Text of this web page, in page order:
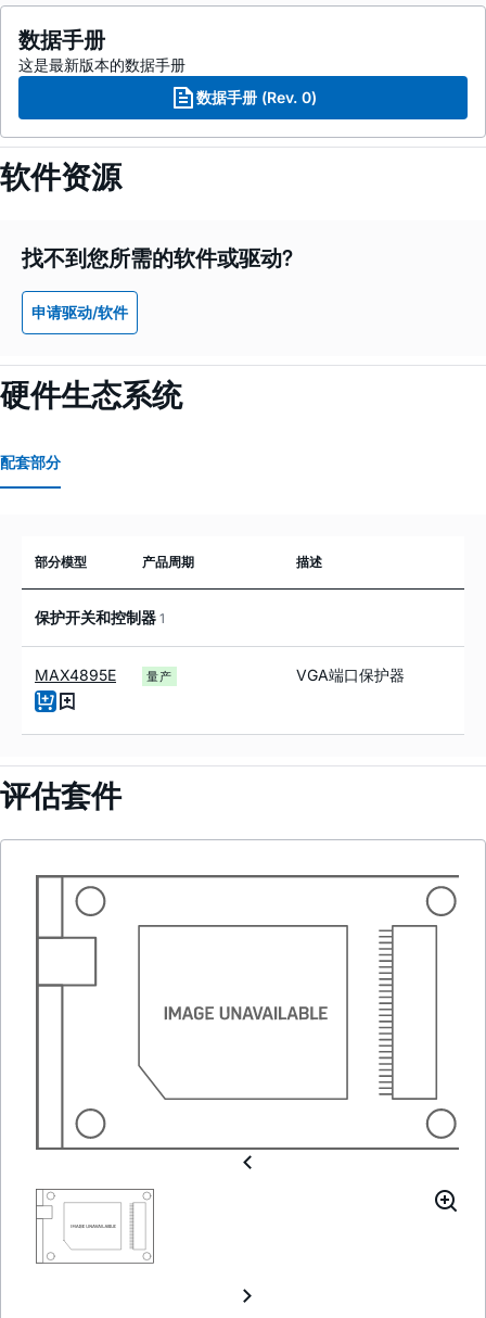
数据手册
这是最新版本的数据手册
数据手册 (Rev. 0)
软件资源
找不到您所需的软件或驱动?
申请驱动/软件
硬件生态系统
配套部分
部分模型 产品周期 描述
保护开关和控制器 1
MAX4895E 量产 VGA端口保护器
评估套件